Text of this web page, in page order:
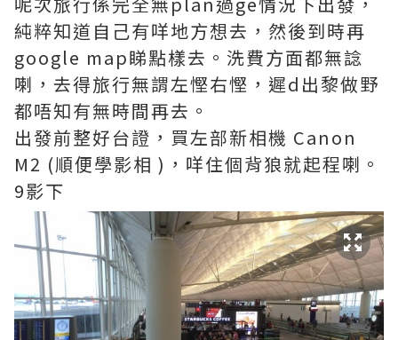
純粹知道自己有咩地方想去，然後到時再
google map睇點樣去。洗費方面都無諗
喇，去得旅行無謂左慳右慳，遲d出黎做野
都唔知有無時間再去。
出發前整好台證，買左部新相機 Canon
M2 (順便學影相 )，咩住個背狼就起程喇。
9影下